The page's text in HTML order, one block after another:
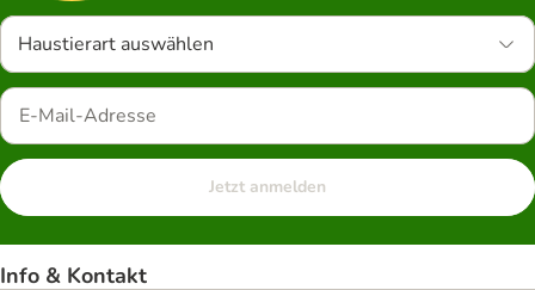
Haustierart auswählen
Jetzt anmelden
Info & Kontakt